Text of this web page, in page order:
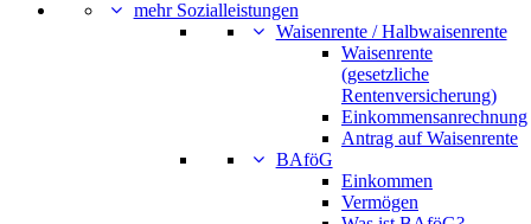
mehr Sozialleistungen
Waisenrente / Halbwaisenrente
Waisenrente
(gesetzliche
Rentenversicherung)
Einkommensanrechnung
Antrag auf Waisenrente
BAföG
Einkommen
Vermögen